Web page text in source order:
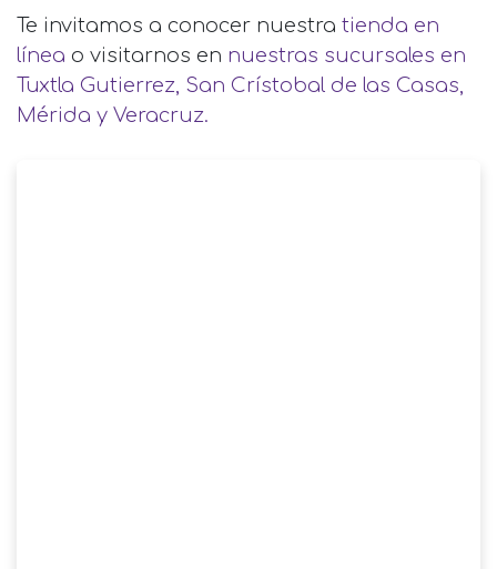
Te invitamos a conocer nuestra tienda en
línea o visitarnos en nuestras sucursales en
Tuxtla Gutierrez, San Crístobal de las Casas,
Mérida y Veracruz.